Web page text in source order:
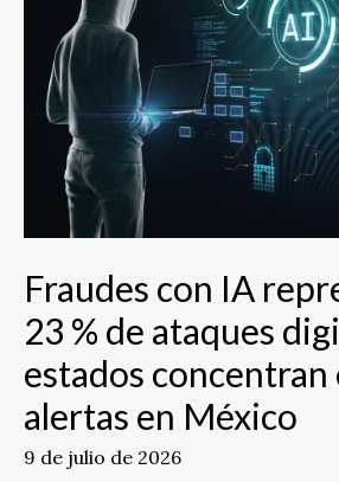
Fraudes con IA
23 % de ataques
estados concentran
alertas en México
9 de julio de 2026
representan
ataques
digitales;
estados
concentran
el
44
de
alertas
México